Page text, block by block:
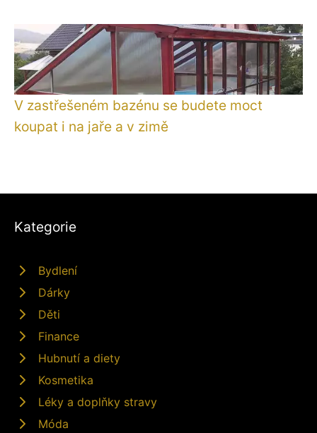
V zastřešeném bazénu se budete moct
koupat i na jaře a v zimě
Kategorie
Bydlení
Dárky
Děti
Finance
Hubnutí a diety
Kosmetika
Léky a doplňky stravy
Móda